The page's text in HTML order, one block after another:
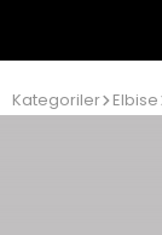
Kategoriler Elbise